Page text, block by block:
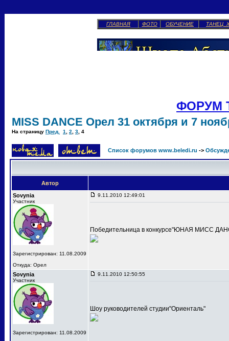
ГЛАВНАЯ ФОТО ОБУЧЕНИЕ ТАНЕЦ
ФОРУМ
MISS DANCE Орел 31 октября и 7
На страницу Пред. 1 2 3 4
Список форумов www.beledi.ru ->
Автор
Sovynia
Участник
Зарегистрирован: 11.08.2009
Откуда: Орел
9.11.2010 12:49:01
Победительница в конкурсе"ЮНАЯ МИСС
Sovynia
Участник
Зарегистрирован: 11.08.2009
9.11.2010 12:50:55
Шоу руководителей студии"Ориенталь"